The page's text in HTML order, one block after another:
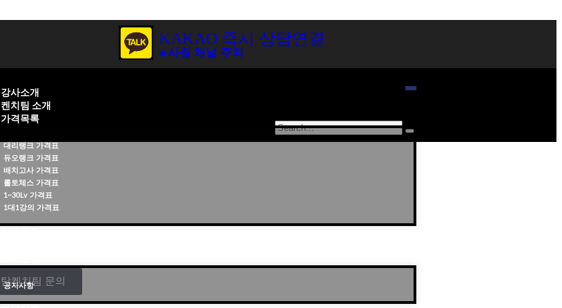
KAKAO 즉시 상담연결
⁕사칭 채널 주의
강사소개
켄치팀 소개
가격목록
대리랭크 가격표
듀오랭크 가격표
배치고사 가격표
롤토체스 가격표
1~30Lv 가격표
1대1강의 가격표
공지사항
탐켄치팀 문의